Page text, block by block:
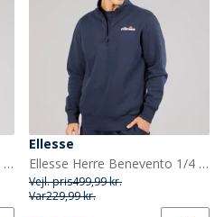
Ellesse Herre Benevento 1/4 Zip Sweatshirt Khaki
Ellesse
Ellesse Herre Benevento 1/4 Zip Sweatshirt Navy
Vejl. pris499,99 kr.
Var229,99 kr.